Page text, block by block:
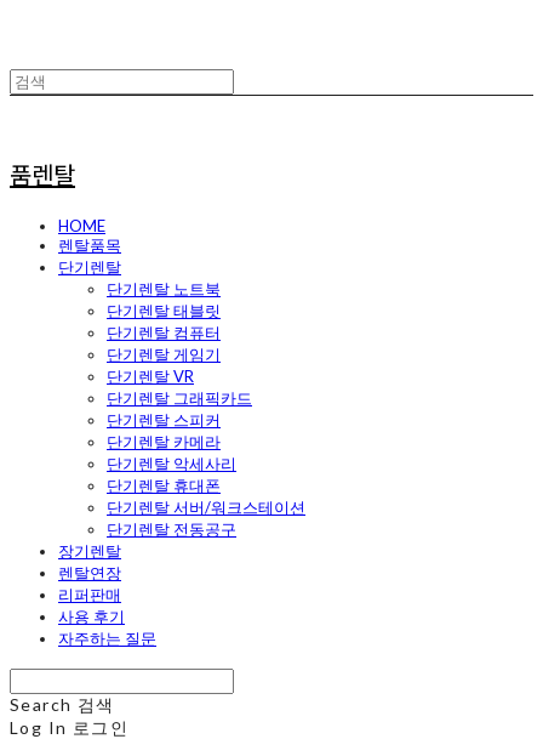
품렌탈
HOME
렌탈품목
단기렌탈
단기렌탈 노트북
단기렌탈 태블릿
단기렌탈 컴퓨터
단기렌탈 게임기
단기렌탈 VR
단기렌탈 그래픽카드
단기렌탈 스피커
단기렌탈 카메라
단기렌탈 악세사리
단기렌탈 휴대폰
단기렌탈 서버/워크스테이션
단기렌탈 전동공구
장기렌탈
렌탈연장
리퍼판매
사용 후기
자주하는 질문
Search 검색
Log In 로그인